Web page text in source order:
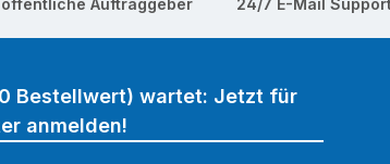
Bestellwert) wartet: Jetzt für
anmelden!